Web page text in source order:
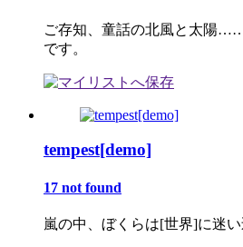
ご存知、童話の北風と太陽
です。
tempest[demo]
17 not found
嵐の中、ぼくらは[世界]に迷